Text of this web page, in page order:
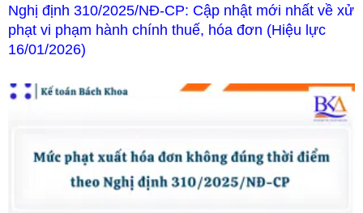
Nghị định 310/2025/NĐ-CP: Cập nhật mới nhất về xử
phạt vi phạm hành chính thuế, hóa đơn (Hiệu lực
16/01/2026)